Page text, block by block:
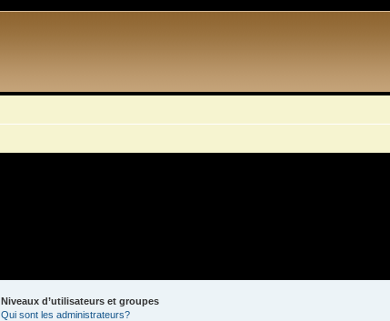
Niveaux d’utilisateurs et groupes
Qui sont les administrateurs?